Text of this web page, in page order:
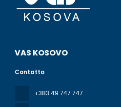
VAS KOSOVO
Contatto
+383 49 747 747